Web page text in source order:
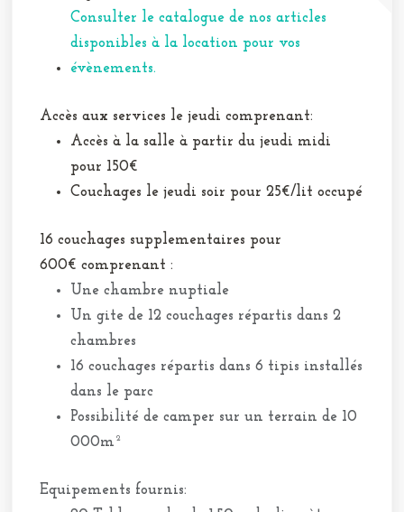
Consulter le catalogue de nos articles
disponibles à la location pour vos
évènements.
Accès aux services le jeudi comprenant:
Accès à la salle à partir du jeudi midi
pour 150€
Couchages le jeudi soir pour 25€/lit occupé
16 couchages supplementaires pour
600€ comprenant :
Une chambre nuptiale
Un gite de 12 couchages répartis dans 2
chambres
16 couchages répartis dans 6 tipis installés
dans le parc
Possibilité de camper sur un terrain de 10
000m²
Equipements fournis: